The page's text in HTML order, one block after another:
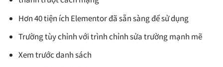
Hơn 40 tiện ích Elementor đã sẵn sàng để sử dụng
Trường tùy chỉnh với trình chỉnh sửa trường mạnh mẽ
Xem trước danh sách